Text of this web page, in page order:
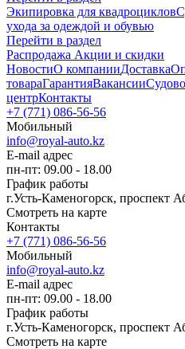
Экипировка для квадроциклов
ухода за одеждой и обувью
Перейти в раздел
Распродажа Акции и скидки
НовостиО компанииДоставка
товараГарантияВакансии
центрКонтакты
+7 (771) 086-56-56
Мобильный
info@royal-auto.kz
E-mail адрес
пн-пт: 09.00 - 18.00
График работы
г.Усть-Каменогорск, проспект
Смотреть на карте
Контакты
+7 (771) 086-56-56
Мобильный
info@royal-auto.kz
E-mail адрес
пн-пт: 09.00 - 18.00
График работы
г.Усть-Каменогорск, проспект
Смотреть на карте